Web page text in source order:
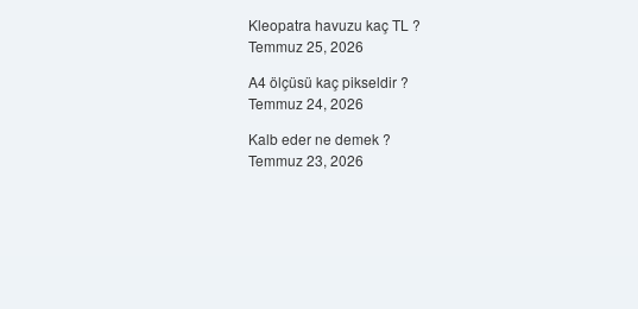
Kleopatra havuzu kaç TL ?
Temmuz 25, 2026
A4 ölçüsü kaç pikseldir ?
Temmuz 24, 2026
Kalb eder ne demek ?
Temmuz 23, 2026